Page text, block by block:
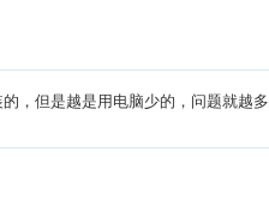
，但是越是用电脑少的，问题就越